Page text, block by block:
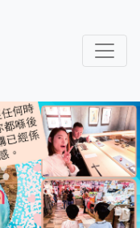
Next